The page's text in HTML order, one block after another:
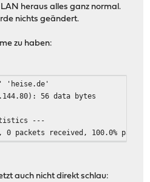
a 'zero copy' method of
pre-test for N seconds
string to include in client
use 64-bit counters in UDP
use repeating pattern in
payload (like in
IPv4 Don't Fragment flag
for authentication
path to the RSA public key
credentials
heraus alles ganz normal.
nichts geändert.
zu haben:
'heise.de'
56 data bytes
---
0 packets received, 100.0%
auch nicht direkt schlau: